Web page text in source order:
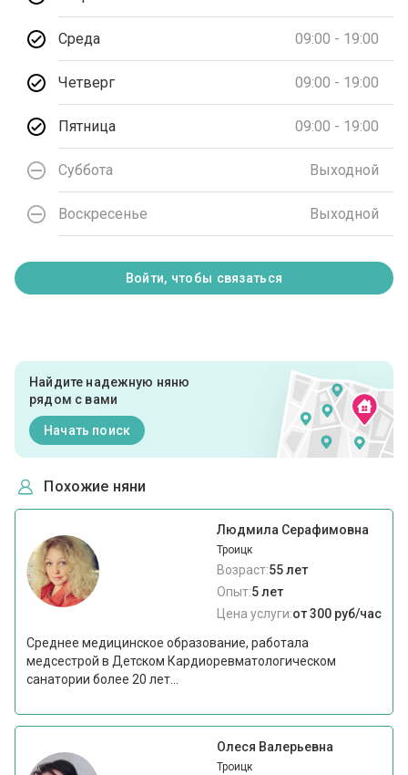
Среда 09:00 - 19:00
Четверг 09:00 - 19:00
Пятница 09:00 - 19:00
Суббота Выходной
Воскресенье Выходной
Войти, чтобы связаться
Найдите надежную няню
рядом с вами
Начать поиск
Похожие няни
Людмила Серафимовна
Троицк
Возраст:55 лет
Опыт:5 лет
Цена услуги:от 300 руб/час
Среднее медицинское образование, работала
медсестрой в Детском Кардиоревматологическом
санатории более 20 лет...
Олеся Валерьевна
Троицк